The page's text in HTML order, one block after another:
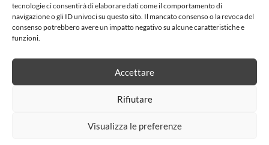
tecnologie ci consentirà di elaborare dati come il comportamento di
navigazione o gli ID univoci su questo sito. Il mancato consenso o la revoca del
consenso potrebbero avere un impatto negativo su alcune caratteristiche e
funzioni.
Accettare
Rifiutare
Visualizza le preferenze
Suivez nous
Newsletter
Non lasciatevi sfuggire le nostre offerte esclusive e le nostre vendite